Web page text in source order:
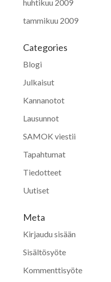
huhtikuu 2009
tammikuu 2009
Categories
Blogi
Julkaisut
Kannanotot
Lausunnot
SAMOK viestii
Tapahtumat
Tiedotteet
Uutiset
Meta
Kirjaudu sisään
Sisältösyöte
Kommenttisyöte